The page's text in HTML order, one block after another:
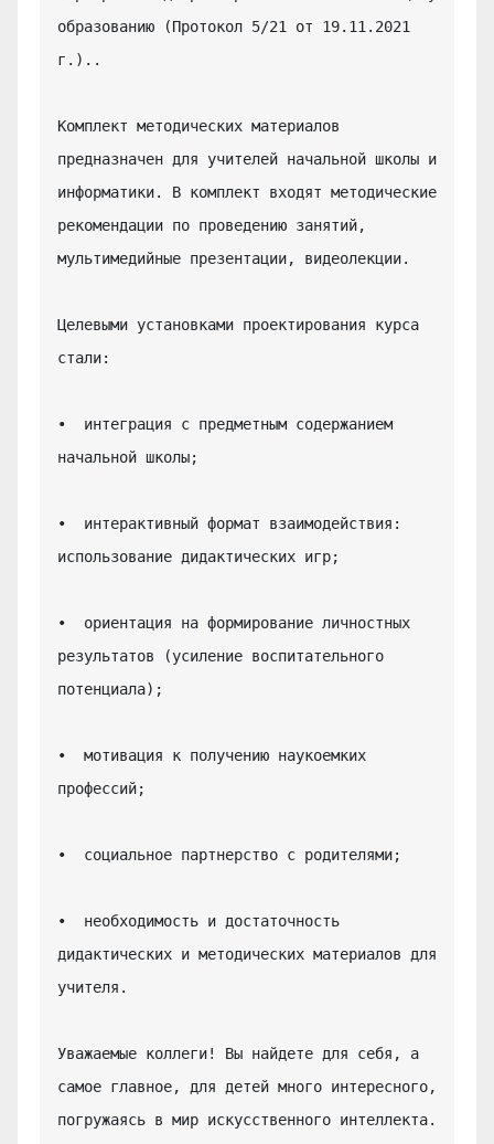
образованию (Протокол 5/21 от 19.11.2021
г.)..
Комплект методических материалов
предназначен для учителей начальной школы и
информатики. В комплект входят методические
рекомендации по проведению занятий,
мультимедийные презентации, видеолекции.
Целевыми установками проектирования курса
стали:
•  интеграция с предметным содержанием
начальной школы;
•  интерактивный формат взаимодействия:
использование дидактических игр;
•  ориентация на формирование личностных
результатов (усиление воспитательного
потенциала);
•  мотивация к получению наукоемких
профессий;
•  социальное партнерство с родителями;
•  необходимость и достаточность
дидактических и методических материалов для
учителя.
Уважаемые коллеги! Вы найдете для себя, а
самое главное, для детей много интересного,
погружаясь в мир искусственного интеллекта.